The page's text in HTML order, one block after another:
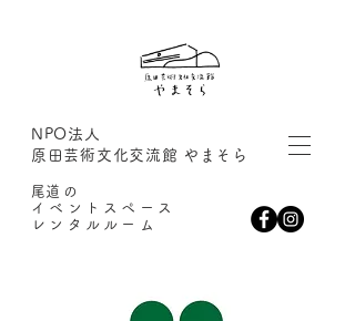
NPO法人
原田芸術文化交流館 やまそら
​尾道の
イベントスペース
レンタルルーム